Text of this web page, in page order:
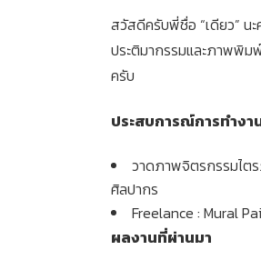
สวัสดีครับพี่ชื่อ “เดียว” น
ประติมากรรมและภาพพิม
ครับ
ประสบการณ์การทำงา
วาดภาพจิตรกรรมไต
ศิลปากร
Freelance : Mural
ผลงานที่ผ่านมา